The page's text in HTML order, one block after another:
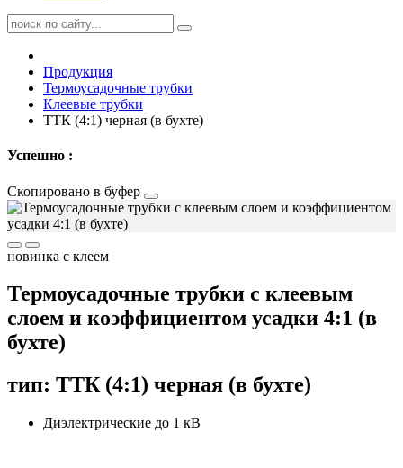
Продукция
Термоусадочные трубки
Клеевые трубки
ТТК (4:1) черная (в бухте)
Успешно :
Скопировано в буфер
новинка с клеем
Термоусадочные трубки с клеевым
слоем и коэффициентом усадки 4:1 (в
бухте)
тип: ТТК (4:1) черная (в бухте)
Диэлектрические до 1 кВ